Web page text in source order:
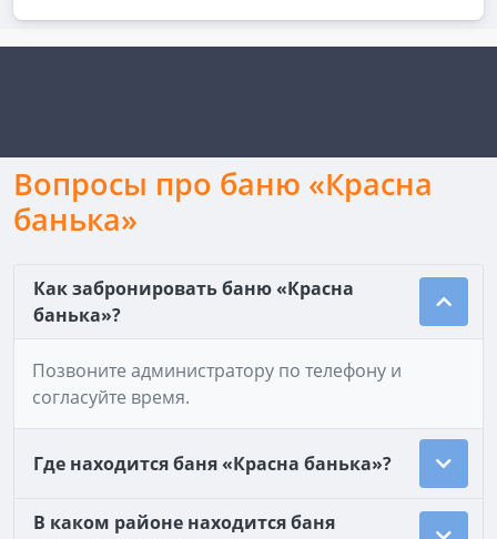
Вопросы про баню «Красна
банька»
Как забронировать баню «Красна
банька»?
Позвоните администратору по телефону и
согласуйте время.
Где находится баня «Красна банька»?
В каком районе находится баня